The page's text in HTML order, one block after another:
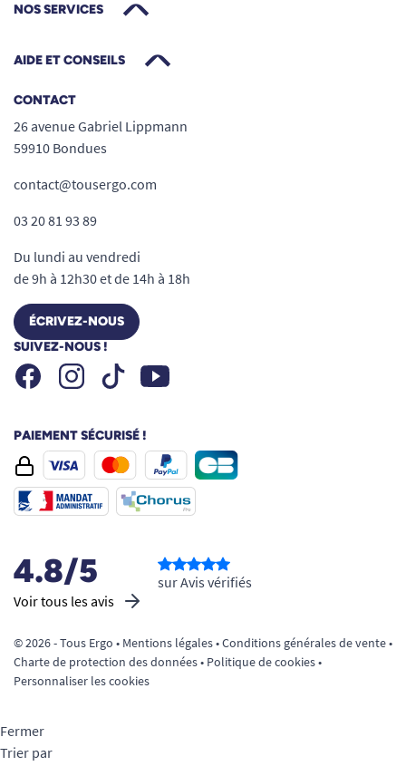
NOS SERVICES
AIDE ET CONSEILS
CONTACT
26 avenue Gabriel Lippmann
59910 Bondues
contact@tousergo.com
03 20 81 93 89
Du lundi au vendredi
de 9h à 12h30 et de 14h à 18h
ÉCRIVEZ-NOUS
SUIVEZ-NOUS !
FacebookInstagramTiktok Youtube
PAIEMENT SÉCURISÉ !
4.8/5
Voir tous les avis
sur Avis vérifiés
© 2026 - Tous Ergo • Mentions légales•Conditions générales de vente•
Charte de protection des données• Politique de cookies•
Personnaliser les cookies
Fermer
Trier par